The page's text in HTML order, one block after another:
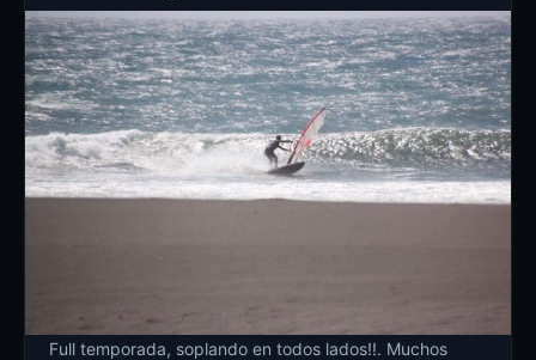
Full temporada, soplando en todos lados!!. Muchos